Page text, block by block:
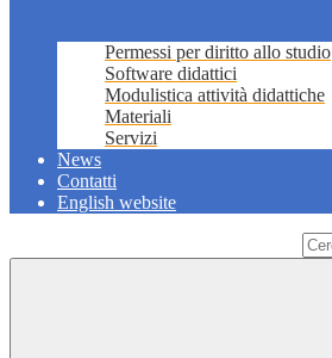
Permessi per diritto allo studio
Software didattici
Modulistica attività didattiche
Materiali
Servizi
News
Contatti
English website